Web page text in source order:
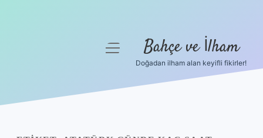
menüyü
Bahçe ve İlham
Doğadan ilham alan keyifli fikirler!